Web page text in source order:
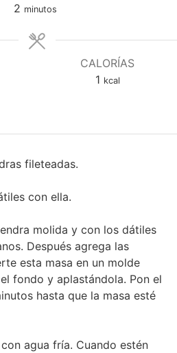
2 minutos
minutos
CALORÍAS
1 kcal
fileteadas.
con ella.
molida y con los dátiles
Después agrega las
esta masa en un molde
fondo y aplastándola. Pon el
hasta que la masa esté
agua fría. Cuando estén